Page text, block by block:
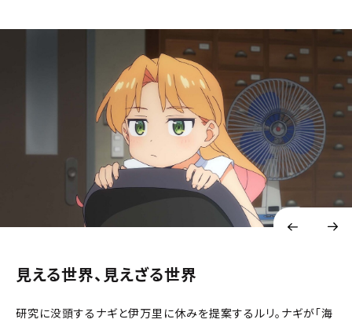
見える世界、見えざる世界
研究に没頭するナギと伊万里に休みを提案するルリ。ナギが「海